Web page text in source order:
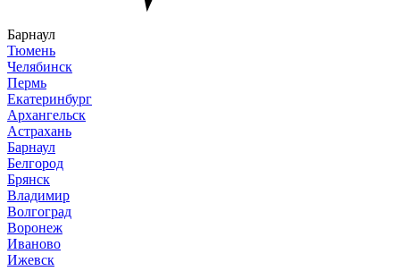
Барнаул
Тюмень
Челябинск
Пермь
Екатеринбург
Архангельск
Астрахань
Барнаул
Белгород
Брянск
Владимир
Волгоград
Воронеж
Иваново
Ижевск